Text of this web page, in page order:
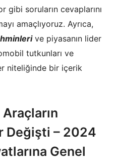
gibi soruların cevaplarını
amaçlıyoruz. Ayrıca,
ve piyasanın lider
tutkunları ve
niteliğinde bir içerik
Değişti – 2024
Genel